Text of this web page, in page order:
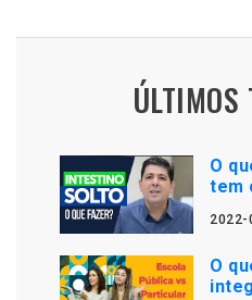
ÚLTIMOS
O
tem
2022-
O